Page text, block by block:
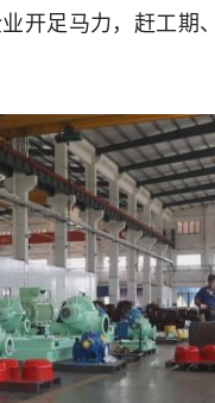
开足马力，赶工期